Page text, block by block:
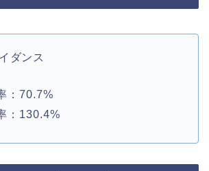
ダンス
：70.7%
：130.4%